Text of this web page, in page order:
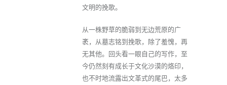
文明的挽歌。
从一株野草的脆弱到无边荒原的广
袤，从墓志铭到挽歌，除了羞愧，再
无其他。回头看一眼自己的写作，至
今仍然刻有成长于文化沙漠的烙印，
也不时地流露出文革式的尾巴，太多